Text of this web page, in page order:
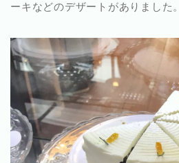
ーキなどのデザートがありました。